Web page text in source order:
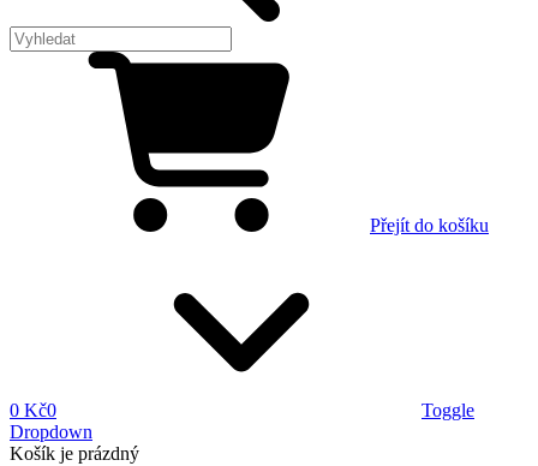
Přejít do košíku
0 Kč0
Toggle
Dropdown
Košík je prázdný